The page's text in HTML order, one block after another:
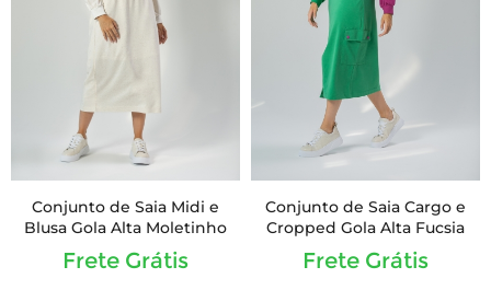
Conjunto de Saia Midi e
Blusa Gola Alta Moletinho
Frete Grátis
Conjunto de Saia Cargo e
Cropped Gola Alta Fucsia
Frete Grátis